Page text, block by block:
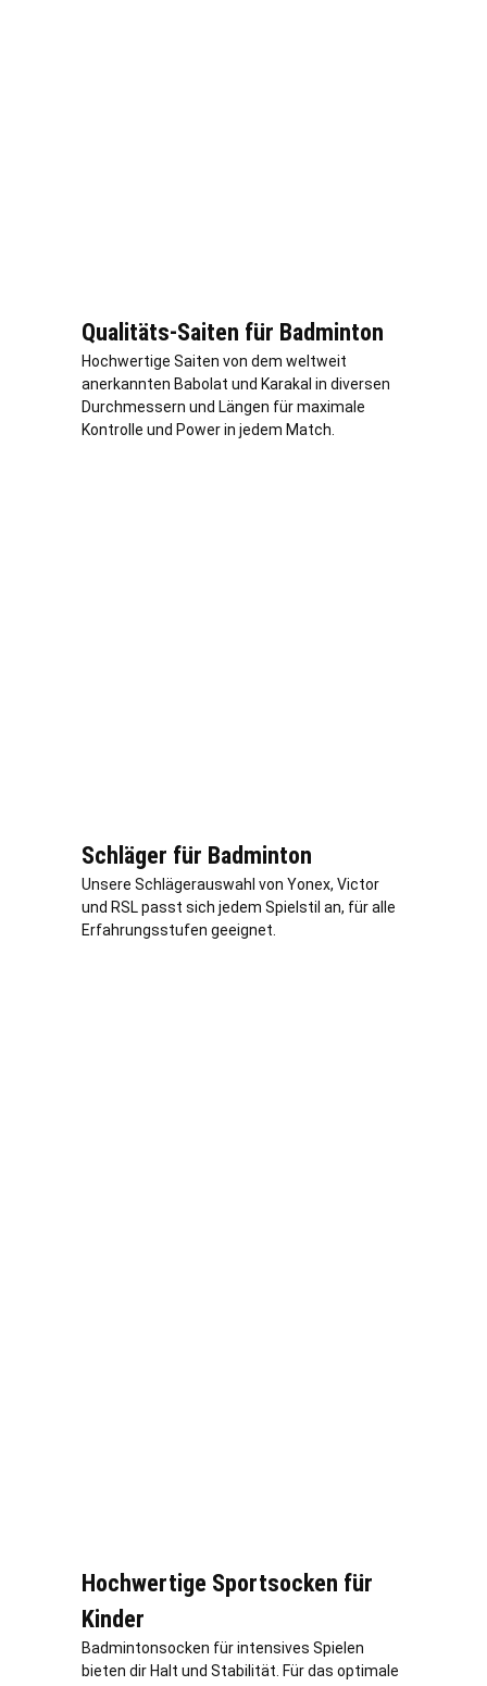
Qualitäts-Saiten für Badminton
Hochwertige Saiten von dem weltweit
anerkannten Babolat und Karakal in diversen
Durchmessern und Längen für maximale
Kontrolle und Power in jedem Match.
Schläger für Badminton
Unsere Schlägerauswahl von Yonex, Victor
und RSL passt sich jedem Spielstil an, für alle
Erfahrungsstufen geeignet.
Hochwertige Sportsocken für
Kinder
Badmintonsocken für intensives Spielen
bieten dir Halt und Stabilität. Für das optimale